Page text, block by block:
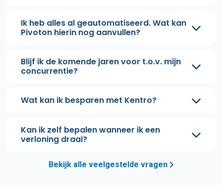
Ik heb alles al geautomatiseerd. Wat kan
Pivoton hierin nog aanvullen?
Blijf ik de komende jaren voor t.o.v. mijn
concurrentie?
Wat kan ik besparen met Kentro?
Kan ik zelf bepalen wanneer ik een
verloning draai?
Bekijk alle veelgestelde vragen